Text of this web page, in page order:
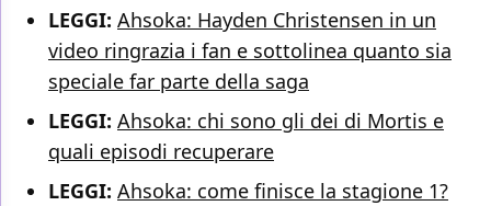
LEGGI: Ahsoka: Hayden Christensen in un
video ringrazia i fan e sottolinea quanto sia
speciale far parte della saga
LEGGI: Ahsoka: chi sono gli dei di Mortis e
quali episodi recuperare
LEGGI: Ahsoka: come finisce la stagione 1?